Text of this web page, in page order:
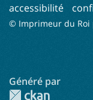
accessibilité
© Imprimeur du Roi
Généré par